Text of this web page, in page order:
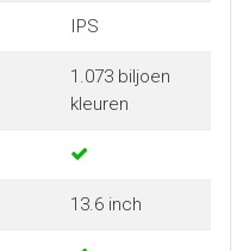
IPS
1.073 biljoen
kleuren
13.6 inch